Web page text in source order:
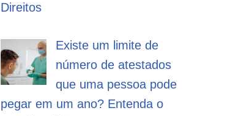
Direitos
Existe um limite de
número de atestados
que uma pessoa pode
pegar em um ano? Entenda o